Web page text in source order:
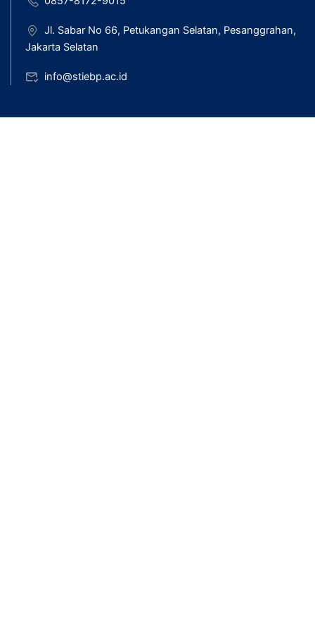
Jl. Sabar No 66, Petukangan Selatan, Pesanggrahan,
Jakarta Selatan
info@stiebp.ac.id